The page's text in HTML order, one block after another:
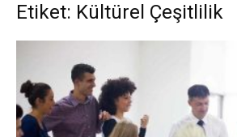
Etiket: Kültürel Çeşitlilik